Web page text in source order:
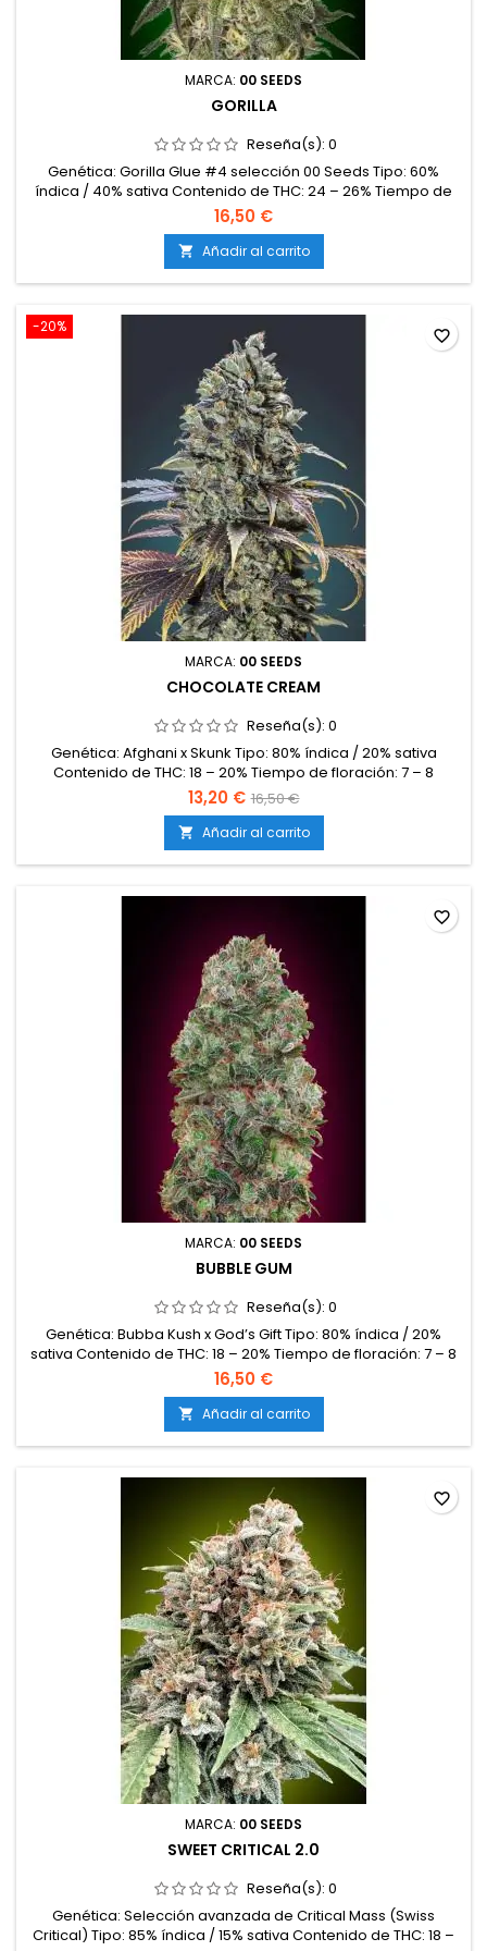
MARCA: 00 SEEDS
GORILLA
Reseña(s): 0
Genética: Gorilla Glue #4 selección 00 Seeds Tipo: 60%
índica / 40% sativa Contenido de THC: 24 – 26% Tiempo de
floración: 9 semanas en interior Producción en interior: 500 –
600 g/m² Producción en exterior: 700 – 1000 g/planta
Altura: 100 – 150 cm en interior; hasta 250 cm en exterior
Aromas y sabores: Intensos y penetrantes; terrosos, diésel,
pino,...
16,50 €
 Añadir al carrito
-20%
MARCA: 00 SEEDS
CHOCOLATE CREAM
Reseña(s): 0
Genética: Afghani x Skunk Tipo: 80% índica / 20% sativa
Contenido de THC: 18 – 20% Tiempo de floración: 7 – 8
semanas en interior Producción en interior: 450 – 500 g/m²
Producción en exterior: 600 – 800 g/planta Altura: 80 – 120 cm
en interior; hasta 200 cm en exterior Aromas y
sabores: Terrosos y dulces, con notas de cacao, madera
noble y un fondo...
13,20 € 16,50 €
 Añadir al carrito
favorite_border
MARCA: 00 SEEDS
BUBBLE GUM
Reseña(s): 0
Genética: Bubba Kush x God’s Gift Tipo: 80% índica / 20%
sativa Contenido de THC: 18 – 20% Tiempo de floración: 7 – 8
semanas en interior Producción en interior: 450 – 500 g/m²
Producción en exterior: 600 – 900 g/planta Altura: 80 – 120 cm
en interior; hasta 200 cm en exterior Aromas y
sabores: Dulces y afrutados, con notas de mango, papaya,
bayas y un...
16,50 €
 Añadir al carrito
favorite_border
MARCA: 00 SEEDS
SWEET CRITICAL 2.0
Reseña(s): 0
Genética: Selección avanzada de Critical Mass (Swiss
Critical) Tipo: 85% índica / 15% sativa Contenido de THC: 18 –
favorite_border